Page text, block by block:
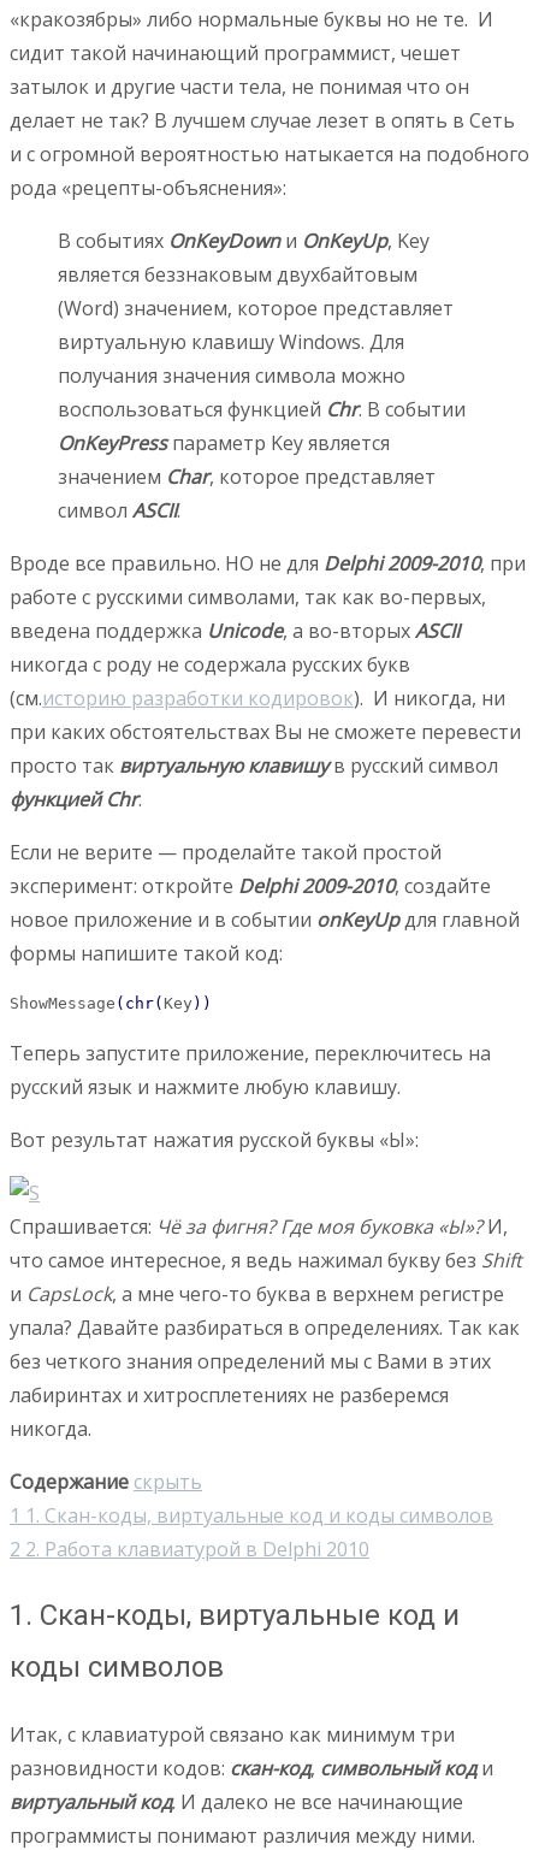
«кракозябры» либо нормальные буквы но не те. И
сидит такой начинающий программист, чешет
затылок и другие части тела, не понимая что он
делает не так? В лучшем случае лезет в опять в Сеть
и с огромной вероятностью натыкается на подобного
рода «рецепты-объяснения»:
В событиях OnKeyDownи OnKeyUp, Key
является беззнаковым двухбайтовым
(Word) значением, которое представляет
виртуальную клавишу Windows. Для
получания значения символа можно
воспользоваться функцией Chr. В событии
OnKeyPressпараметр Key является
значением Char, которое представляет
символ ASCII.
Вроде все правильно. НО не для Delphi 2009-2010, при
работе с русскими символами, так как во-первых,
введена поддержка Unicode, а во-вторыхASCII
никогда с роду не содержала русских букв
(см.историю разработки кодировок). И никогда, ни
при каких обстоятельствах Вы не сможете перевести
просто так виртуальную клавишув русский символ
функцией Chr.
Если не верите — проделайте такой простой
эксперимент: откройте Delphi 2009-2010, создайте
новое приложение и в событии onKeyUpдля главной
формы напишите такой код:
ShowMessage ( chr( Key ) )
Теперь запустите приложение, переключитесь на
русский язык и нажмите любую клавишу.
Вот результат нажатия русской буквы «Ы»:
Спрашивается: Чё за фигня? Где моя буковка «Ы»?И,
что самое интересное, я ведь нажимал букву без Shift
и CapsLock, а мне чего-то буква в верхнем регистре
упала? Давайте разбираться в определениях. Так как
без четкого знания определений мы с Вами в этих
лабиринтах и хитросплетениях не разберемся
никогда.
Содержание скрыть
1 1. Скан-коды, виртуальные код и коды символов
2 2. Работа клавиатурой в Delphi 2010
1. Скан-коды, виртуальные код и
коды символов
Итак, с клавиатурой связано как минимум три
разновидности кодов: скан-код, символьный коди
виртуальный код. И далеко не все начинающие
программисты понимают различия между ними.